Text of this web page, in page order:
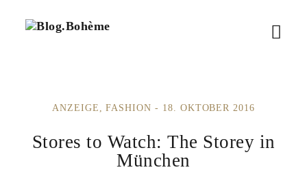
B
M
ö
ANZEIGE FASHION 18. OKTOBER 2016
Stores to Watch: The Storey in
München